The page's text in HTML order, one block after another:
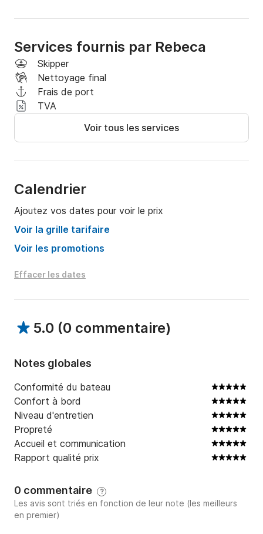
Services fournis par Rebeca
Skipper
Nettoyage final
Frais de port
TVA
Voir tous les services
Calendrier
Ajoutez vos dates pour voir le prix
Voir la grille tarifaire
Voir les promotions
Effacer les dates
5.0 (0 commentaire)
Notes globales
Conformité du bateau
Confort à bord
Niveau d'entretien
Propreté
Accueil et communication
Rapport qualité prix
0 commentaire ?
Les avis sont triés en fonction de leur note (les meilleurs
en premier)